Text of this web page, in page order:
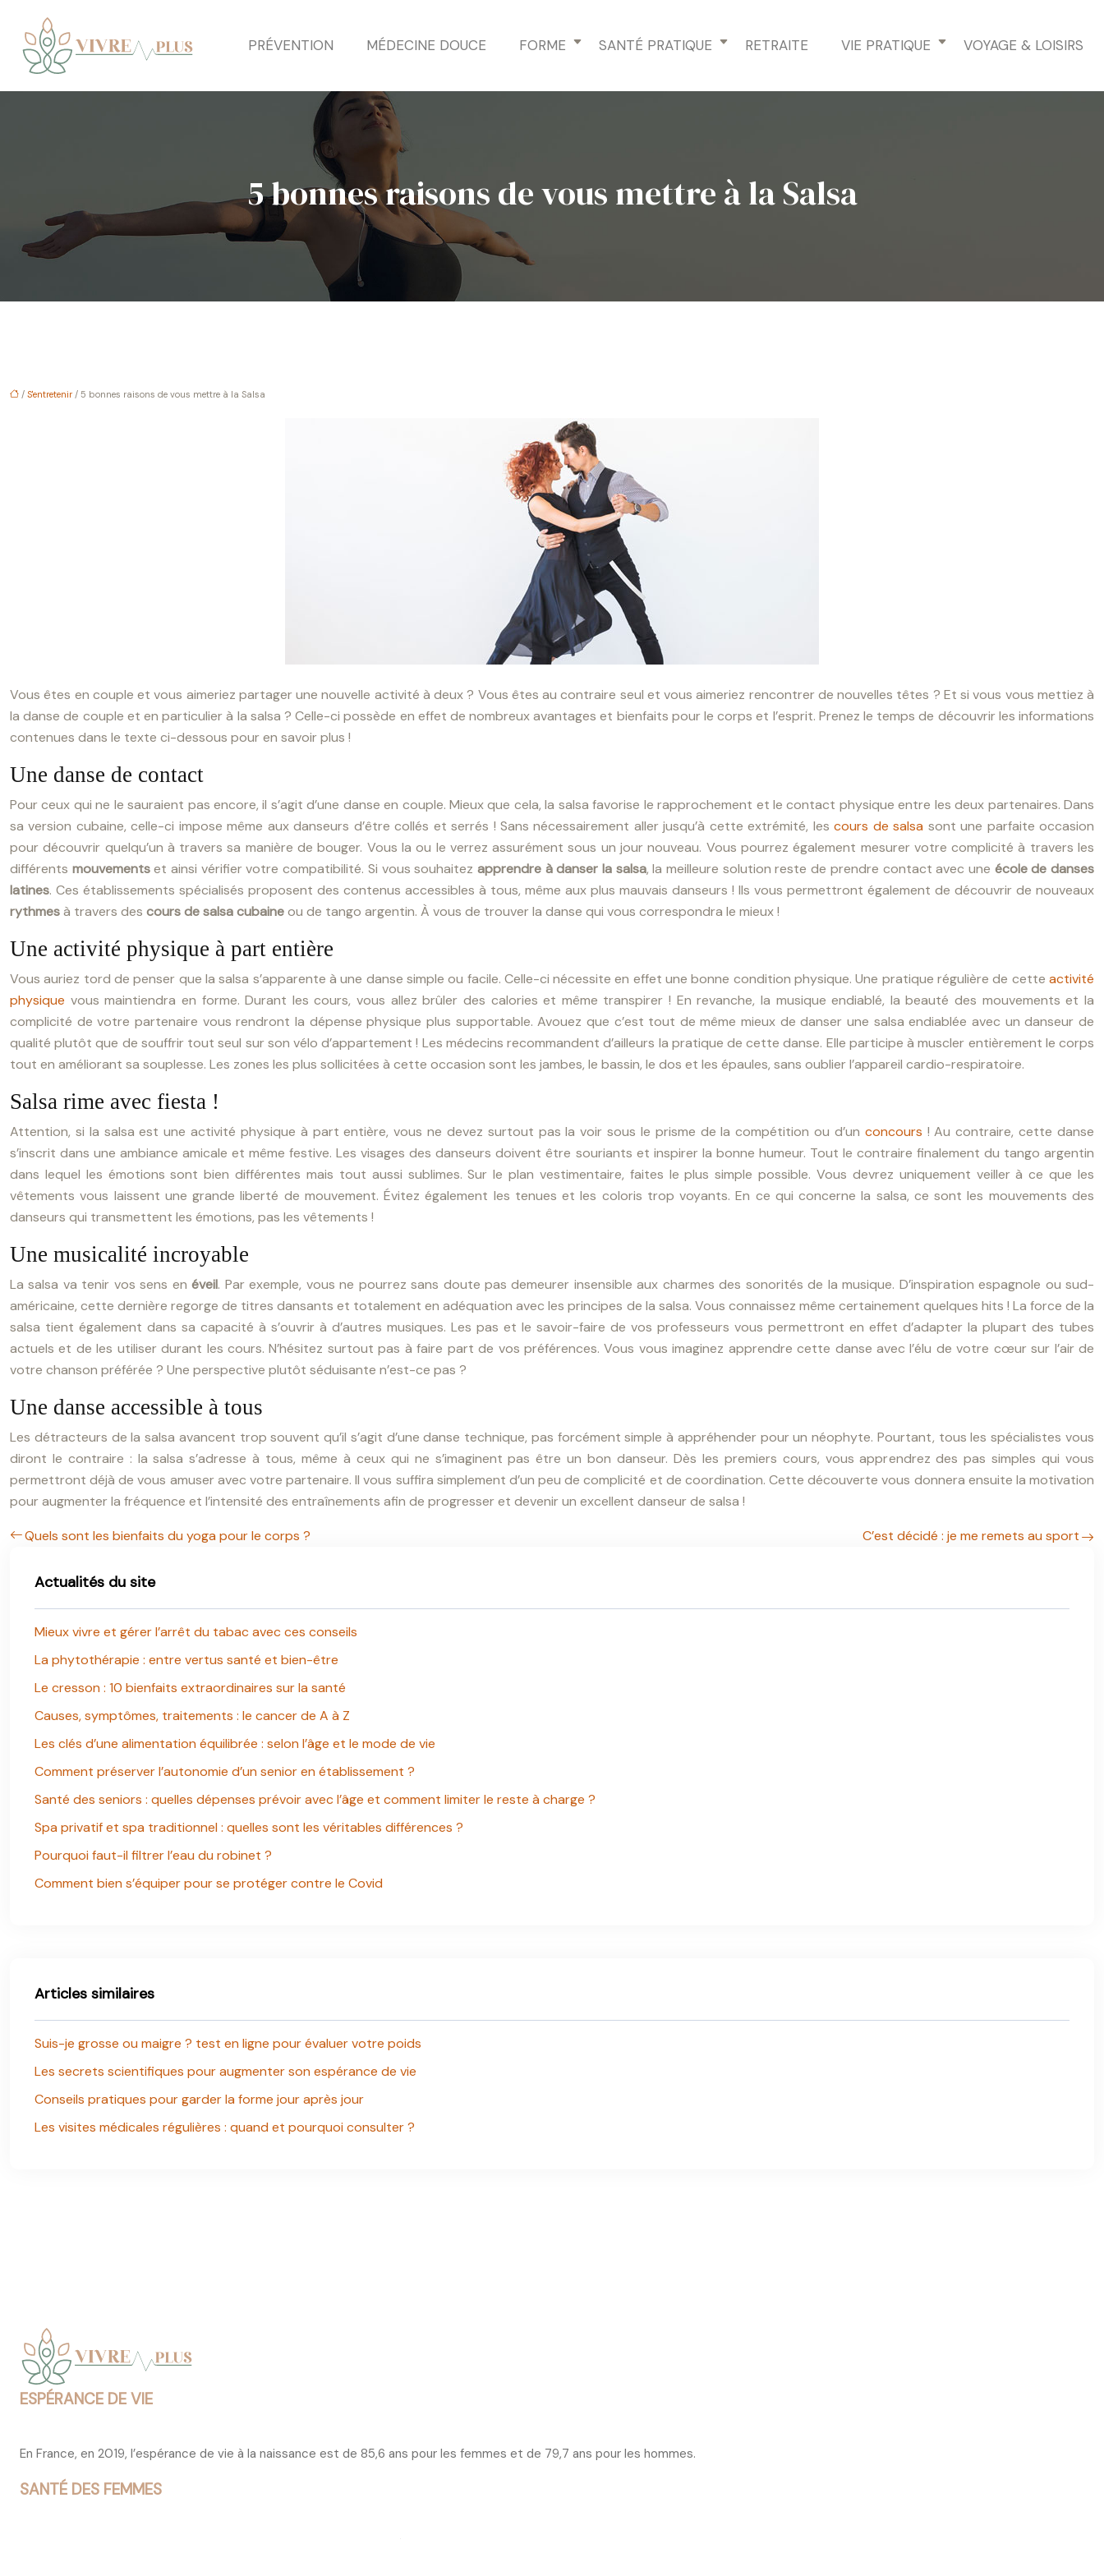
PRÉVENTION MÉDECINE DOUCE FORME SANTÉ PRATIQUE RETRAITE VIE PRATIQUE VOYAGE & LOISIRS
5 bonnes raisons de vous mettre à la Salsa
/ S'entretenir / 5 bonnes raisons de vous mettre à la Salsa
Vous êtes en couple et vous aimeriez partager une nouvelle activité à deux ? Vous êtes au contraire seul et vous aimeriez rencontrer de nouvelles têtes ? Et si vous vous mettiez à
la danse de couple et en particulier à la salsa ? Celle-ci possède en effet de nombreux avantages et bienfaits pour le corps et l’esprit. Prenez le temps de découvrir les informations
contenues dans le texte ci-dessous pour en savoir plus !
Une danse de contact
Pour ceux qui ne le sauraient pas encore, il s’agit d’une danse en couple. Mieux que cela, la salsa favorise le rapprochement et le contact physique entre les deux partenaires. Dans
sa version cubaine, celle-ci impose même aux danseurs d’être collés et serrés ! Sans nécessairement aller jusqu’à cette extrémité, lescours de salsa sont une parfaite occasion
pour découvrir quelqu’un à travers sa manière de bouger. Vous la ou le verrez assurément sous un jour nouveau. Vous pourrez également mesurer votre complicité à travers les
différents mouvementset ainsi vérifier votre compatibilité. Si vous souhaitez apprendre à danser la salsa, la meilleure solution reste de prendre contact avec une école de danses
latines. Ces établissements spécialisés proposent des contenus accessibles à tous, même aux plus mauvais danseurs ! Ils vous permettront également de découvrir de nouveaux
rythmesà travers des cours de salsa cubaineou de tango argentin. À vous de trouver la danse qui vous correspondra le mieux !
Une activité physique à part entière
Vous auriez tord de penser que la salsa s’apparente à une danse simple ou facile. Celle-ci nécessite en effet une bonne condition physique. Une pratique régulière de cette activité
physique vous maintiendra en forme. Durant les cours, vous allez brûler des calories et même transpirer ! En revanche, la musique endiablé, la beauté des mouvements et la
complicité de votre partenaire vous rendront la dépense physique plus supportable. Avouez que c’est tout de même mieux de danser une salsa endiablée avec un danseur de
qualité plutôt que de souffrir tout seul sur son vélo d’appartement ! Les médecins recommandent d’ailleurs la pratique de cette danse. Elle participe à muscler entièrement le corps
tout en améliorant sa souplesse. Les zones les plus sollicitées à cette occasion sont les jambes, le bassin, le dos et les épaules, sans oublier l’appareil cardio-respiratoire.
Salsa rime avec fiesta !
Attention, si la salsa est une activité physique à part entière, vous ne devez surtout pas la voir sous le prisme de la compétition ou d’un concours ! Au contraire, cette danse
s’inscrit dans une ambiance amicale et même festive. Les visages des danseurs doivent être souriants et inspirer la bonne humeur. Tout le contraire finalement du tango argentin
dans lequel les émotions sont bien différentes mais tout aussi sublimes.Sur le plan vestimentaire, faites le plus simple possible. Vous devrez uniquement veiller à ce que les
vêtements vous laissent une grande liberté de mouvement. Évitez également les tenues et les coloris trop voyants. En ce qui concerne la salsa, ce sont les mouvements des
danseurs qui transmettent les émotions, pas les vêtements !
Une musicalité incroyable
La salsa va tenir vos sens enéveil. Par exemple, vous ne pourrez sans doute pas demeurer insensible aux charmes des sonorités de la musique. D’inspiration espagnole ou sud-
américaine, cette dernière regorge de titres dansants et totalement en adéquation avec les principes de la salsa. Vous connaissez même certainement quelques hits ! La force de la
salsa tient également dans sa capacité à s’ouvrir à d’autres musiques. Les pas et le savoir-faire de vos professeurs vous permettront en effet d’adapter la plupart des tubes
actuels et de les utiliser durant les cours. N’hésitez surtout pas à faire part de vos préférences. Vous vous imaginez apprendre cette danse avec l’élu de votre cœur sur l’air de
votre chanson préférée ? Une perspective plutôt séduisante n’est-ce pas ?
Une danse accessible à tous
Les détracteurs de la salsa avancent trop souvent qu’il s’agit d’une danse technique, pas forcément simple à appréhender pour un néophyte. Pourtant, tous les spécialistes vous
diront le contraire : la salsa s’adresse à tous, même à ceux qui ne s’imaginent pas être un bon danseur. Dès les premiers cours, vous apprendrez des pas simples qui vous
permettront déjà de vous amuser avec votre partenaire. Il vous suffira simplement d’un peu de complicité et de coordination. Cette découverte vous donnera ensuite la motivation
pour augmenter la fréquence et l’intensité des entraînements afin de progresser et devenir un excellent danseur de salsa !
Quels sont les bienfaits du yoga pour le corps ?
C’est décidé : je me remets au sport
Actualités du site
Mieux vivre et gérer l’arrêt du tabac avec ces conseils
La phytothérapie : entre vertus santé et bien-être
Le cresson : 10 bienfaits extraordinaires sur la santé
Causes, symptômes, traitements : le cancer de A à Z
Les clés d’une alimentation équilibrée : selon l’âge et le mode de vie
Comment préserver l’autonomie d’un senior en établissement ?
Santé des seniors : quelles dépenses prévoir avec l’âge et comment limiter le reste à charge ?
Spa privatif et spa traditionnel : quelles sont les véritables différences ?
Pourquoi faut-il filtrer l’eau du robinet ?
Comment bien s’équiper pour se protéger contre le Covid
Articles similaires
Suis-je grosse ou maigre ? test en ligne pour évaluer votre poids
Les secrets scientifiques pour augmenter son espérance de vie
Conseils pratiques pour garder la forme jour après jour
Les visites médicales régulières : quand et pourquoi consulter ?
ESPÉRANCE DE VIE
En France, en 2019, l’espérance de vie à la naissance est de 85,6 ans pour les femmes et de 79,7 ans pour les hommes.
SANTÉ DES FEMMES